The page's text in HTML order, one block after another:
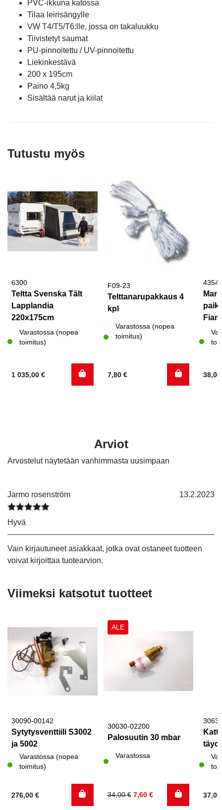
PVC-ikkuna katossa
Tilaa leirisängylle
VW T4/T5/T6:lle, jossa on takaluukku
Tiivistetyt saumat
PU-pinnoitettu / UV-pinnoitettu
Liekinkestävä
200 x 195cm
Paino 4,5kg
Sisältää narut ja kiilat
Tutustu myös
6300
Teltta Svenska Tält
Lapplandia
220x175cm
Varastossa (nopea
toimitus)
1 035,00 €
F09-23
Telttanarupakkaus 4
kpl
Varastossa (nopea
toimitus)
7,80 €
Arviot
Arvostelut näytetään vanhimmasta uusimpaan
Arvostelu tuotteesta:
Jarmo rosenström 13.2.2023
Hyvä
Vain kirjautuneet asiakkaat, jotka ovat ostaneet tuotteen
voivat kirjoittaa tuotearvion.
Viimeksi katsotut tuotteet
30090-00142
Sytytysventtiili S3002
ja 5002
Varastossa (nopea
toimitus)
276,00 €
ALE
30030-02200
Palosuutin 30 mbar
Varastossa
34,00€
Alkuperäinen
7,60 €
Nykyinen